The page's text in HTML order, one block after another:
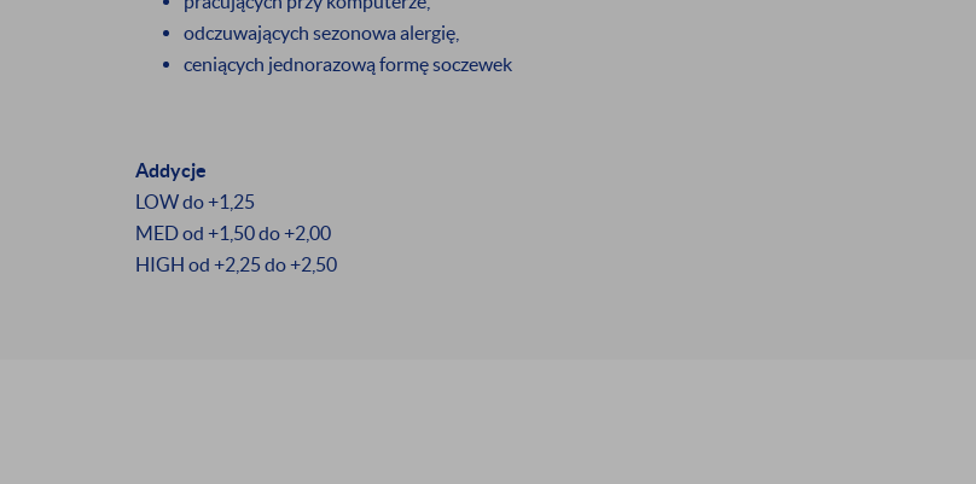
odczuwających sezonowa alergię,
ceniących jednorazową formę soczewek
Addycje
LOW do +1,25
MED od +1,50 do +2,00
HIGH od +2,25 do +2,50